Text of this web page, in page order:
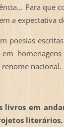
Para que
a expectativa
poesias
nacional.
livros em
literários.